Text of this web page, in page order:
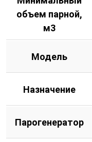
объем парной,
м3
Модель
Назначение
Парогенератор